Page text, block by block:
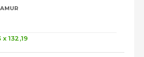
x 132 ,19